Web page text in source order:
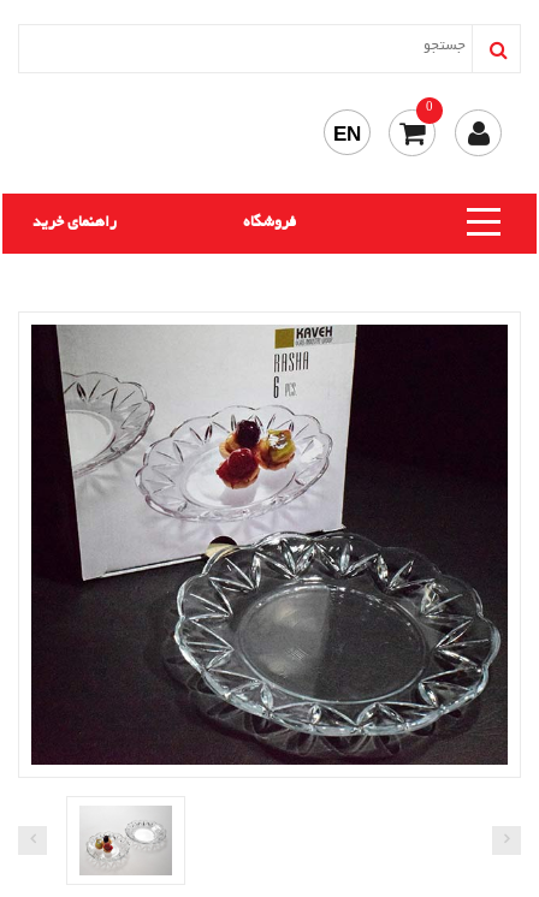
0
EN
راهنمای خرید فروشگاه